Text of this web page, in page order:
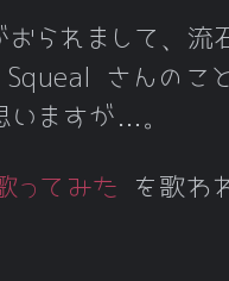
られまして、流
さんのこ
いますが…。
ってみた
を歌わ